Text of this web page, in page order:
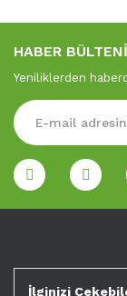
HABER
Yeniliklerden
İlginizi